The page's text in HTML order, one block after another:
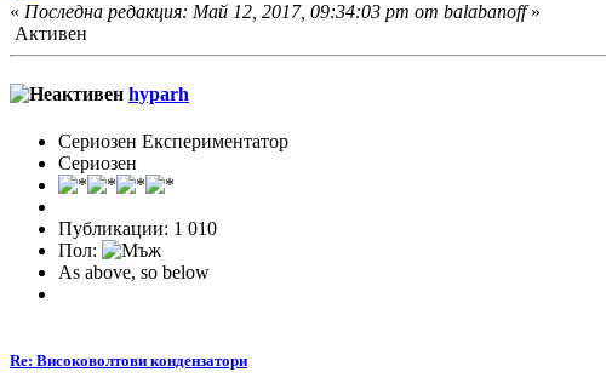
« Последна редакция: Май 12, 2017, 09:34:03 pm от balabanoff»
Активен
hyparh
Сериозен Експериментатор
Сериозен
Публикации: 1 010
Пол:
As above, so below
Re: Високоволтови кондензатори